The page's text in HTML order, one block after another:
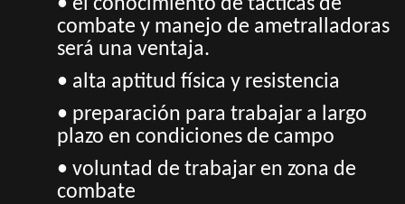
• el conocimiento de tácticas de
combate y manejo de ametralladoras
será una ventaja.
• alta aptitud física y resistencia
• preparación para trabajar a largo
plazo en condiciones de campo
• voluntad de trabajar en zona de
combate